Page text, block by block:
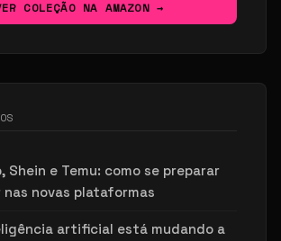
COLEÇÃO NA AMAZON →
Shein e Temu: como se preparar
nas novas plataformas
artificial está mudando a